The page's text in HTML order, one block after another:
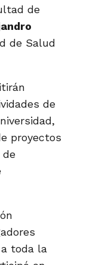
de
de Salud
de
proyectos
de
toda la